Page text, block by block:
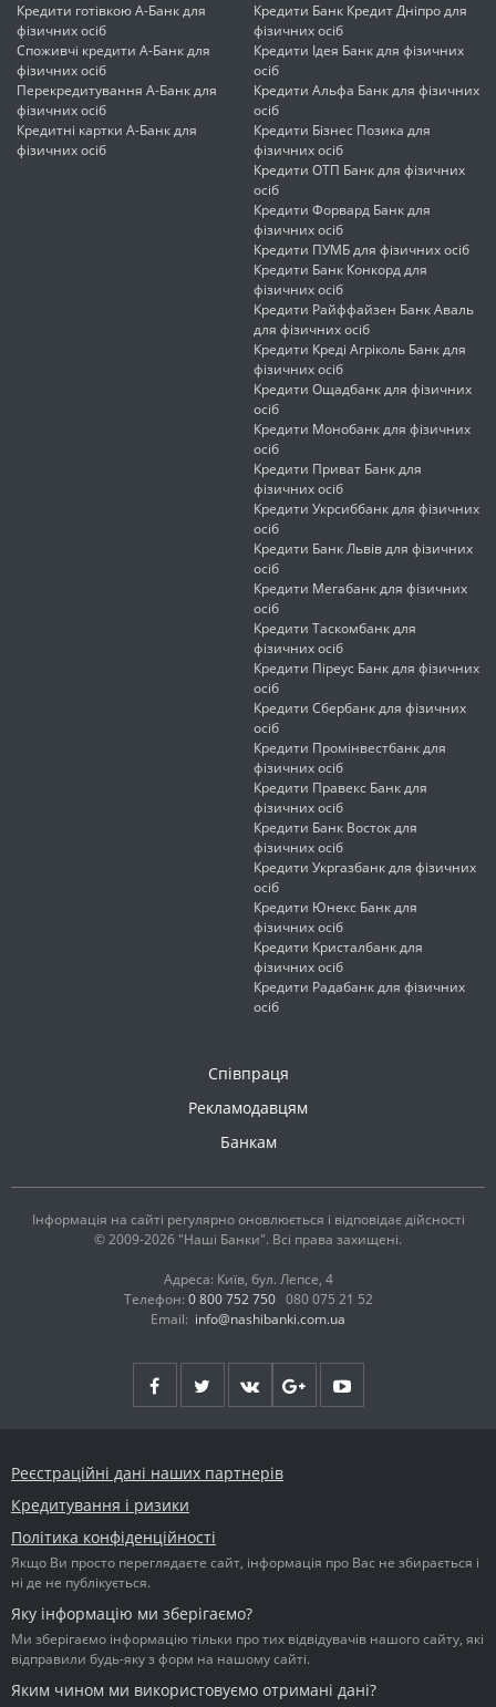
Кредити готівкою А-Банк для
фізичних осіб
Споживчі кредити А-Банк для
фізичних осіб
Перекредитування А-Банк для
фізичних осіб
Кредитні картки А-Банк для
фізичних осіб
Кредити Банк Кредит Дніпро для
фізичних осіб
Кредити Ідея Банк для фізичних
осіб
Кредити Альфа Банк для фізичних
осіб
Кредити Бізнес Позика для
фізичних осіб
Кредити ОТП Банк для фізичних
осіб
Кредити Форвард Банк для
фізичних осіб
Кредити ПУМБ для фізичних осіб
Кредити Банк Конкорд для
фізичних осіб
Кредити Райффайзен Банк Аваль
для фізичних осіб
Кредити Креді Агріколь Банк для
фізичних осіб
Кредити Ощадбанк для фізичних
осіб
Кредити Монобанк для фізичних
осіб
Кредити Приват Банк для
фізичних осіб
Кредити Укрсиббанк для фізичних
осіб
Кредити Банк Львів для фізичних
осіб
Кредити Мегабанк для фізичних
осіб
Кредити Таскомбанк для
фізичних осіб
Кредити Піреус Банк для фізичних
осіб
Кредити Сбербанк для фізичних
осіб
Кредити Промінвестбанк для
фізичних осіб
Кредити Правекс Банк для
фізичних осіб
Кредити Банк Восток для
фізичних осіб
Кредити Укргазбанк для фізичних
осіб
Кредити Юнекс Банк для
фізичних осіб
Кредити Кристалбанк для
фізичних осіб
Кредити Радабанк для фізичних
осіб
Співпраця
Рекламодавцям
Банкам
Інформація на сайті регулярно оновлюється і відповідає дійсності
© 2009-2026 "Наші Банки". Всі права захищені.
Адреса: Київ, бул. Лепсе, 4
Телефон: 0 800 752 750 080 075 21 52
Email: info@nashibanki.com.ua
Реєстраційні дані наших партнерів
Кредитування і ризики
Політика конфіденційності
Якщо Ви просто переглядаєте сайт, інформація про Вас не збирається і
ні де не публікується.
Яку інформацію ми зберігаємо?
Ми зберігаємо інформацію тільки про тих відвідувачів нашого сайту, які
відправили будь-яку з форм на нашому сайті.
Яким чином ми використовуємо отримані дані?